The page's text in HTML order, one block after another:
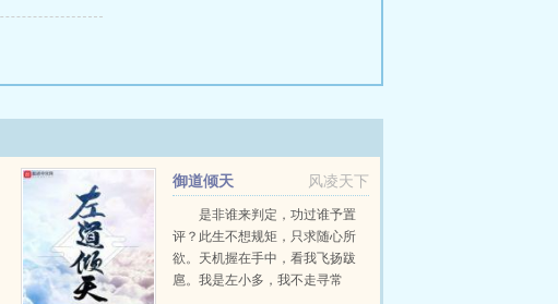
风凌天下
御道倾天
是非谁来判定，功过谁予置
评？此生不想规矩，只求随心所
欲。天机握在手中，看我飞扬跋
扈。我是左小多，我不走寻常